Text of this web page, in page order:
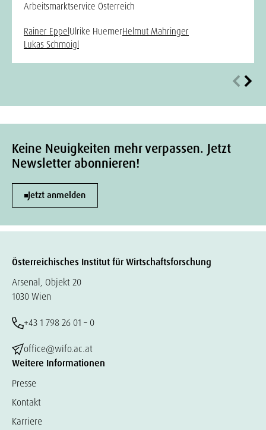
Arbeitsmarktservice Österreich
Rainer EppelUlrike HuemerHelmut Mahringer
Lukas Schmoigl
Keine Neuigkeiten mehr verpassen. Jetzt
Newsletter abonnieren!
Jetzt anmelden
Österreichisches Institut für Wirtschaftsforschung
Arsenal, Objekt 20
1030 Wien
+43 1 798 26 01 – 0
office@wifo.ac.at
Weitere Informationen
Presse
Kontakt
Karriere